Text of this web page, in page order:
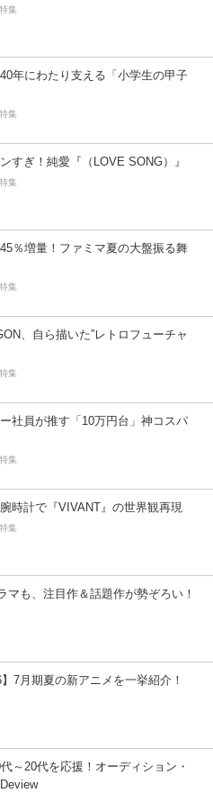
集
年にわたり支える「小学生の甲子
集
すぎ！純愛『（LOVE SONG）』
集
％増量！ファミマ夏の大盤振る舞
集
、自ら描いた”レトロフューチャ
集
ー社員が推す「10万円台」神コスパ
集
腕時計で『VIVANT』の世界観再現
集
マも、注目作＆話題作が勢ぞろい！
】7月期夏の新アニメを一挙紹介！
～20代を応援！オーディション・